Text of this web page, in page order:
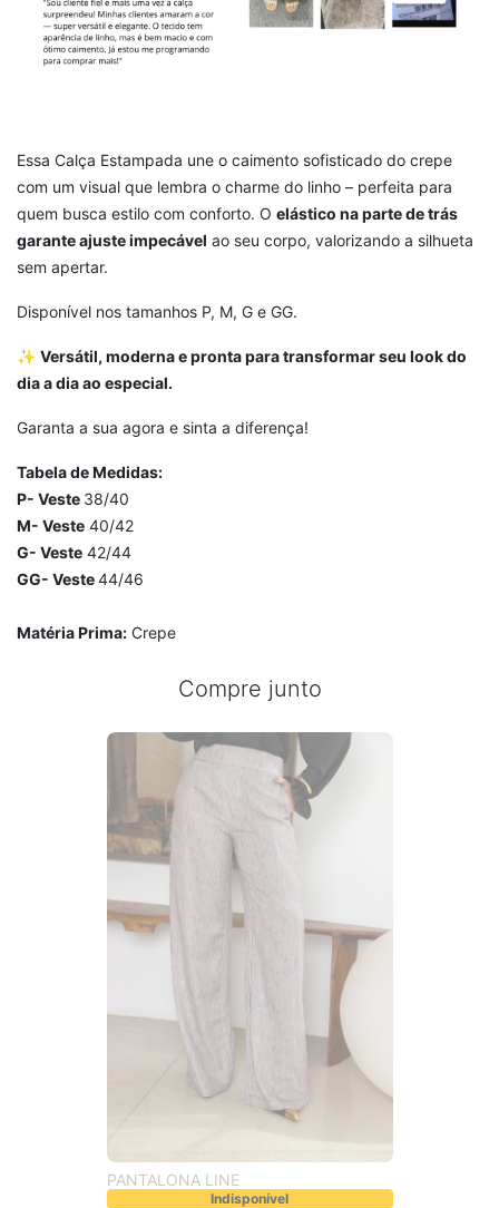
Essa Calça Estampada une o caimento sofisticado do crepe
com um visual que lembra o charme do linho – perfeita para
quem busca estilo com conforto. O elástico na parte de trás
garante ajuste impecável ao seu corpo, valorizando a silhueta
sem apertar.
Disponível nos tamanhos P, M, G e GG.
✨ Versátil, moderna e pronta para transformar seu look do
dia a dia ao especial.
Garanta a sua agora e sinta a diferença!
Tabela de Medidas:
P- Veste 38/40
M- Veste 40/42
G- Veste 42/44
GG- Veste44/46
Matéria Prima: Crepe
Compre junto
PANTALONA LINE
Indisponível